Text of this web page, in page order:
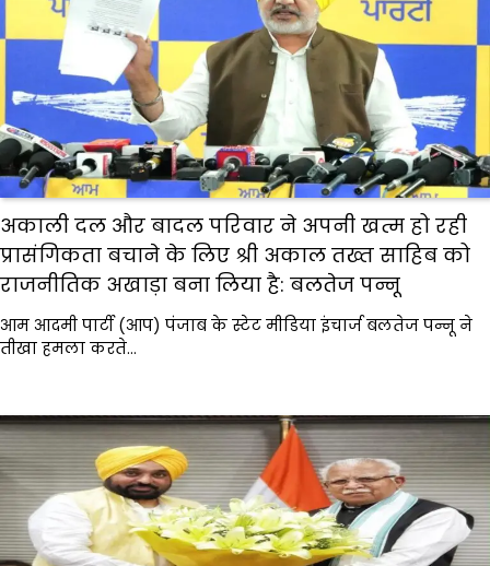
अकाली दल और बादल परिवार ने अपनी खत्म हो रही
प्रासंगिकता बचाने के लिए श्री अकाल तख्त साहिब को
राजनीतिक अखाड़ा बना लिया है: बलतेज पन्नू
आम आदमी पार्टी (आप) पंजाब के स्टेट मीडिया इंचार्ज बलतेज पन्नू ने
तीखा हमला करते…